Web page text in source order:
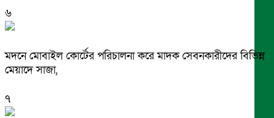
৬
মদনে মোবাইল কোর্টের পরিচালনা করে মাদক সেবনকারীদের বিভিন্ন
মেয়াদে সাজা,
৭